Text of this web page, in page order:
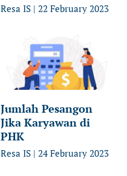
Resa IS 22 February 2023
Jumlah Pesangon
Jika Karyawan di
PHK
Resa IS 24 February 2023